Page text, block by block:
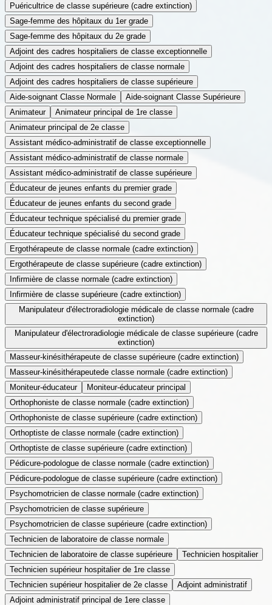
Puéricultrice de classe supérieure (cadre extinction)
Sage-femme des hôpitaux du 1er grade
Sage-femme des hôpitaux du 2e grade
Adjoint des cadres hospitaliers de classe exceptionnelle
Adjoint des cadres hospitaliers de classe normale
Adjoint des cadres hospitaliers de classe supérieure
Aide-soignant Classe Normale
Aide-soignant Classe Supérieure
Animateur
Animateur principal de 1re classe
Animateur principal de 2e classe
Assistant médico-administratif de classe exceptionnelle
Assistant médico-administratif de classe normale
Assistant médico-administratif de classe supérieure
Éducateur de jeunes enfants du premier grade
Éducateur de jeunes enfants du second grade
Éducateur technique spécialisé du premier grade
Éducateur technique spécialisé du second grade
Ergothérapeute de classe normale (cadre extinction)
Ergothérapeute de classe supérieure (cadre extinction)
Infirmière de classe normale (cadre extinction)
Infirmière de classe supérieure (cadre extinction)
Manipulateur d'électroradiologie médicale de classe normale (cadre
extinction)
Manipulateur d'électroradiologie médicale de classe supérieure (cadre
extinction)
Masseur-kinésithérapeute de classe supérieure (cadre extinction)
Masseur-kinésithérapeutede classe normale (cadre extinction)
Moniteur-éducateur
Moniteur-éducateur principal
Orthophoniste de classe normale (cadre extinction)
Orthophoniste de classe supérieure (cadre extinction)
Orthoptiste de classe normale (cadre extinction)
Orthoptiste de classe supérieure (cadre extinction)
Pédicure-podologue de classe normale (cadre extinction)
Pédicure-podologue de classe supérieure (cadre extinction)
Psychomotricien de classe normale (cadre extinction)
Psychomotricien de classe supérieure
Psychomotricien de classe supérieure (cadre extinction)
Technicien de laboratoire de classe normale
Technicien de laboratoire de classe supérieure
Technicien hospitalier
Technicien supérieur hospitalier de 1re classe
Technicien supérieur hospitalier de 2e classe
Adjoint administratif
Adjoint administratif principal de 1ere classe